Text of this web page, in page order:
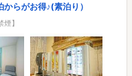
らがお得♪(素泊り）
】